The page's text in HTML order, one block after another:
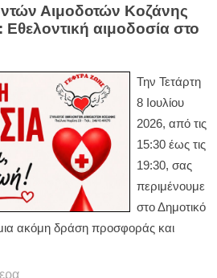
Αιμοδοτών Κοζάνης
αιμοδοσία στο
Την Τετάρτη
8 Ιουλίου
2026, από τις
15:30 έως τις
19:30, σας
περιμένουμε
στο Δημοτικό
ακόμη δράση προσφοράς και